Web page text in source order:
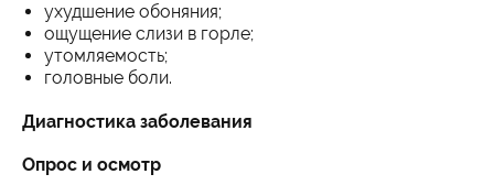
ухудшение обоняния;
ощущение слизи в горле;
утомляемость;
головные боли.
Диагностика заболевания
Опрос и осмотр